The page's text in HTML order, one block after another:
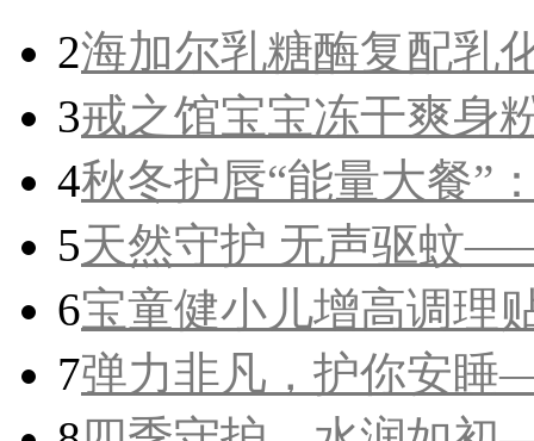
2海加尔乳糖酶复配乳
3戒之馆宝宝冻干爽身
4秋冬护唇“能量大餐”
5天然守护 无声驱蚊
6宝童健小儿增高调理
7弹力非凡，护你安